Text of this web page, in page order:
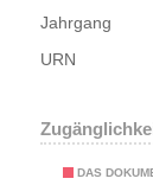
Jahrgang
URN
DAS